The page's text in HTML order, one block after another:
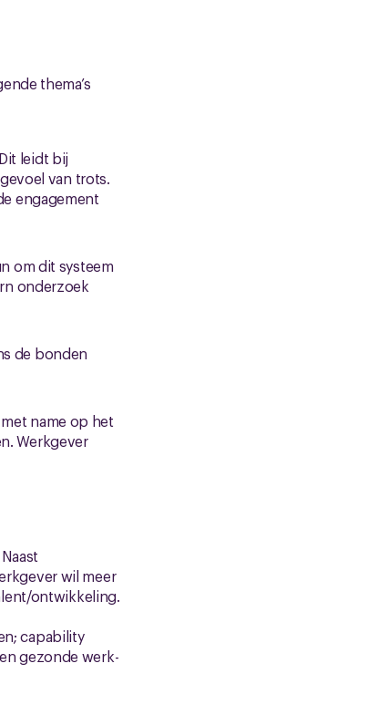
thema’s
leidt bij
van trots.
engagement
om dit systeem
onderzoek
de bonden
name op het
Werkgever
wil meer
ontwikkeling.
capability
gezonde werk-